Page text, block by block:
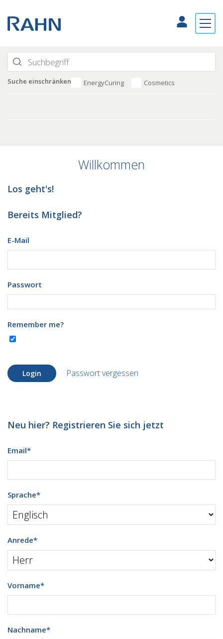
Suche einschränken EnergyCuring Cosmetics
Willkommen
Los geht's!
Bereits Mitglied?
E-Mail
Passwort
Remember me?
Login Passwort vergessen
Neu hier? Registrieren Sie sich jetzt
Email*
Sprache*
Anrede*
Vorname*
Nachname*